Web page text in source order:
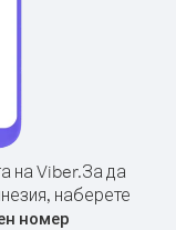
на Viber.За да
наберете
номер